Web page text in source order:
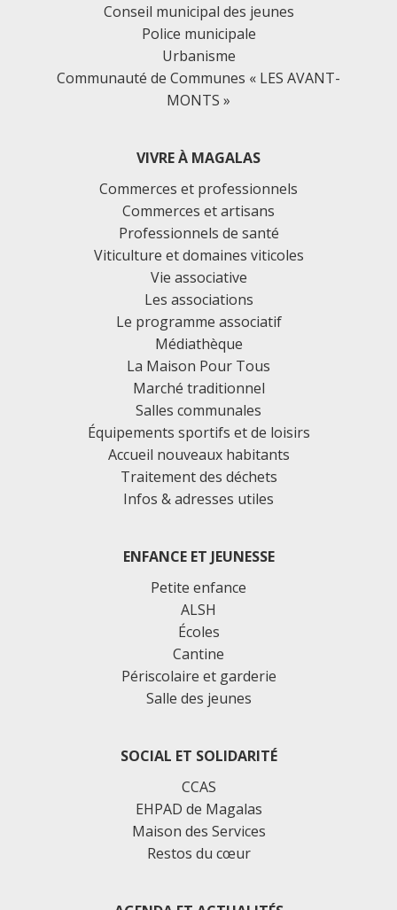
Conseil municipal des jeunes
Police municipale
Urbanisme
Communauté de Communes « LES AVANT-
MONTS »
VIVRE À MAGALAS
Commerces et professionnels
Commerces et artisans
Professionnels de santé
Viticulture et domaines viticoles
Vie associative
Les associations
Le programme associatif
Médiathèque
La Maison Pour Tous
Marché traditionnel
Salles communales
Équipements sportifs et de loisirs
Accueil nouveaux habitants
Traitement des déchets
Infos & adresses utiles
ENFANCE ET JEUNESSE
Petite enfance
ALSH
Écoles
Cantine
Périscolaire et garderie
Salle des jeunes
SOCIAL ET SOLIDARITÉ
CCAS
EHPAD de Magalas
Maison des Services
Restos du cœur